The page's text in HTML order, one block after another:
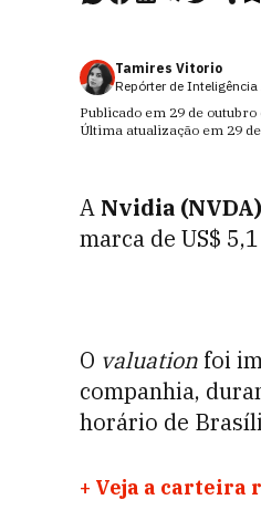
Tamires Vitorio
Repórter de
Publicado em 29 de outubro
Última atualização em 29
A Nvidia (NVDA)
marca de US$
O valuation foi
companhia,
horário de
+ Veja a carteira